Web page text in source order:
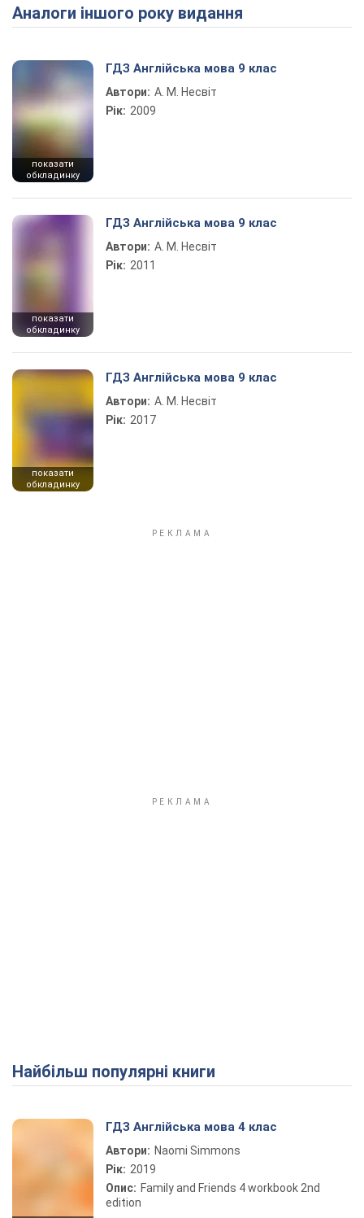
Play Video
Аналоги іншого року видання
показати
обкладинку
ГДЗ Англійська мова 9 клас
Автори: А. М. Несвіт
Рік: 2009
показати
обкладинку
ГДЗ Англійська мова 9 клас
Автори: А. М. Несвіт
Рік: 2011
показати
обкладинку
ГДЗ Англійська мова 9 клас
Автори: А. М. Несвіт
Рік: 2017
Найбільш популярні книги
ГДЗ Англійська мова 4 клас
Автори: Naomi Simmons
Рік: 2019
Опис: Family and Friends 4 workbook 2nd
edition